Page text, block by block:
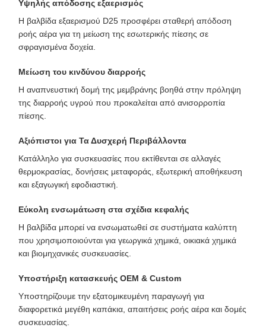
Υψηλής απόδοσης εξαερισμός
Η βαλβίδα εξαερισμού D25 προσφέρει σταθερή απόδοση
ροής αέρα για τη μείωση της εσωτερικής πίεσης σε
σφραγισμένα δοχεία.
Μείωση του κινδύνου διαρροής
Η αναπνευστική δομή της μεμβράνης βοηθά στην πρόληψη
της διαρροής υγρού που προκαλείται από ανισορροπία
πίεσης.
Αξιόπιστοι για Τα Δυσχερή Περιβάλλοντα
Κατάλληλο για συσκευασίες που εκτίθενται σε αλλαγές
θερμοκρασίας, δονήσεις μεταφοράς, εξωτερική αποθήκευση
και εξαγωγική εφοδιαστική.
Εύκολη ενσωμάτωση στα σχέδια κεφαλής
Η βαλβίδα μπορεί να ενσωματωθεί σε συστήματα καλύπτη
που χρησιμοποιούνται για γεωργικά χημικά, οικιακά χημικά
και βιομηχανικές συσκευασίες.
Υποστήριξη κατασκευής OEM & Custom
Υποστηρίζουμε την εξατομικευμένη παραγωγή για
διαφορετικά μεγέθη καπάκια, απαιτήσεις ροής αέρα και δομές
συσκευασίας.